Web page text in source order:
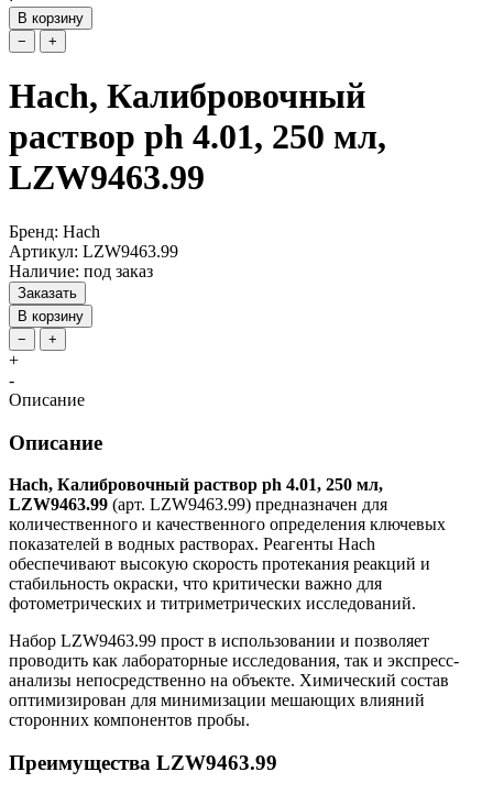
В корзину
−
+
Hach, Калибровочный
раствор ph 4.01, 250 мл,
LZW9463.99
Бренд: Hach
Артикул: LZW9463.99
Наличие: под заказ
Заказать
В корзину
−
+
+
-
Описание
Описание
Hach, Калибровочный раствор ph 4.01, 250 мл,
LZW9463.99 (арт. LZW9463.99) предназначен для
количественного и качественного определения ключевых
показателей в водных растворах. Реагенты Hach
обеспечивают высокую скорость протекания реакций и
стабильность окраски, что критически важно для
фотометрических и титриметрических исследований.
Набор LZW9463.99 прост в использовании и позволяет
проводить как лабораторные исследования, так и экспресс-
анализы непосредственно на объекте. Химический состав
оптимизирован для минимизации мешающих влияний
сторонних компонентов пробы.
Преимущества LZW9463.99